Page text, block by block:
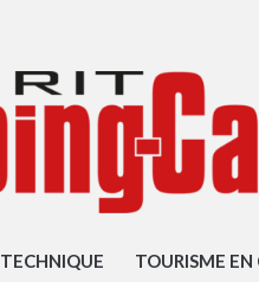
TECHNIQUE TOURISME